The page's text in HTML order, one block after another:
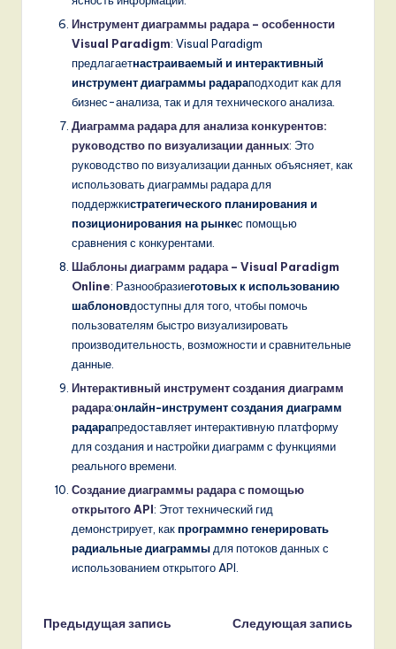
Инструмент диаграммы радара – особенности
Visual Paradigm: Visual Paradigm
предлагаетнастраиваемый и интерактивный
инструмент диаграммы радараподходит как для
бизнес-анализа, так и для технического анализа.
Диаграмма радара для анализа конкурентов:
руководство по визуализации данных: Это
руководство по визуализации данных объясняет, как
использовать диаграммы радара для
поддержкистратегического планирования и
позиционирования на рынкес помощью
сравнения с конкурентами.
Шаблоны диаграмм радара – Visual Paradigm
Online: Разнообразиеготовых к использованию
шаблоновдоступны для того, чтобы помочь
пользователям быстро визуализировать
производительность, возможности и сравнительные
данные.
Интерактивный инструмент создания диаграмм
радара:онлайн-инструмент создания диаграмм
радарапредоставляет интерактивную платформу
для создания и настройки диаграмм с функциями
реального времени.
Создание диаграммы радара с помощью
открытого API: Этот технический гид
демонстрирует, какпрограммно генерировать
радиальные диаграммы для потоков данных с
использованием открытого API.
Навигация
Предыдущая запись
Следующая запись